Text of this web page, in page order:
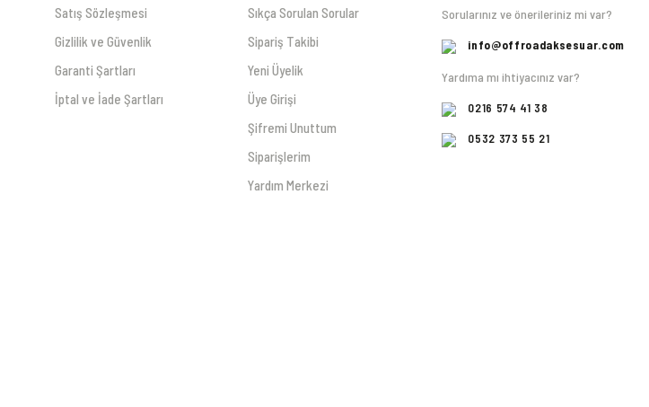
Satış Sözleşmesi
Gizlilik ve Güvenlik
Garanti Şartları
İptal ve İade Şartları
Sıkça Sorulan Sorular
Sipariş Takibi
Yeni Üyelik
Üye Girişi
Şifremi Unuttum
Siparişlerim
Yardım Merkezi
Sorularınız ve önerileriniz mi var?
info@offroadaksesuar.com
Yardıma mı ihtiyacınız var?
0216 574 41 38
0532 373 55 21